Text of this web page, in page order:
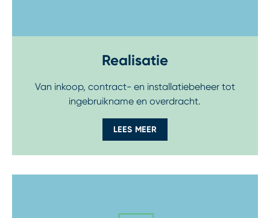
Realisatie
Van inkoop, contract- en installatiebeheer tot
ingebruikname en overdracht.
LEES MEER